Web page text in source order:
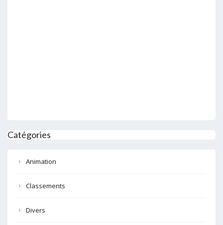
Catégories
Animation
Classements
Divers